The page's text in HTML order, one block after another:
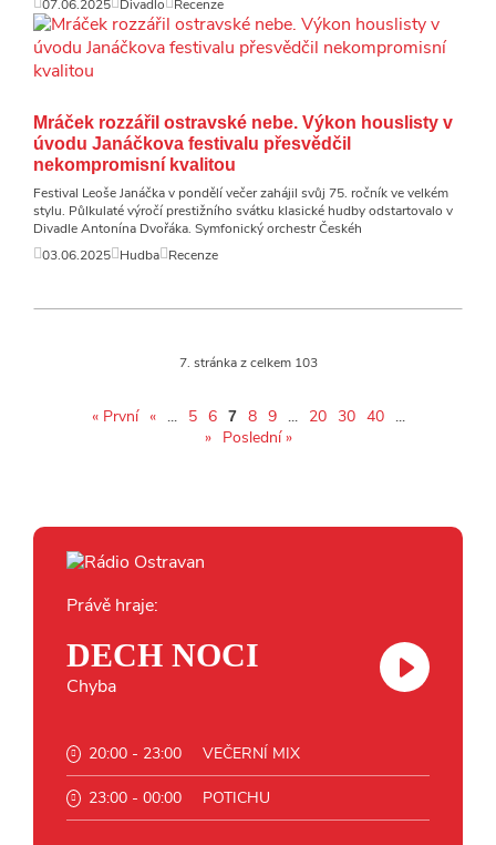
07.06.2025 Divadlo Recenze
Mráček rozzářil ostravské nebe. Výkon houslisty v
úvodu Janáčkova festivalu přesvědčil
nekompromisní kvalitou
Festival Leoše Janáčka v pondělí večer zahájil svůj 75. ročník ve velkém
stylu. Půlkulaté výročí prestižního svátku klasické hudby odstartovalo v
Divadle Antonína Dvořáka. Symfonický orchestr Českéh
03.06.2025 Hudba Recenze
7. stránka z celkem 103
« První « ... 5 6 7 8 9 ... 20 30 40
...
»
Poslední »
Právě hraje:
DECH NOCI
Chyba
20:00 - 23:00 VEČERNÍ MIX
23:00 - 00:00 POTICHU